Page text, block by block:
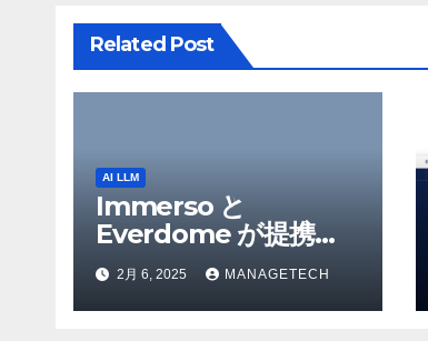
ン
Related Post
AI LLM
Immerso と
Everdome が提携
し、AI を活用した体
験を通じてメタバース
のイノベーションを推
2月 6, 2025 MANAGETECH